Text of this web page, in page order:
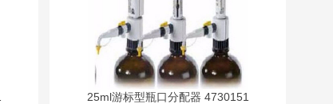
25ml游标型瓶口分配器 4730151